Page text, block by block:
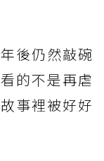
後仍然敲碗
的不是再虐
事裡被好好